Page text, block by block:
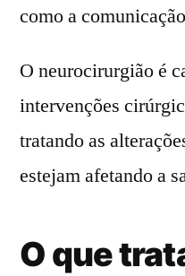
como a
O neurocirurgião é
intervenções
tratando as
estejam afetando a
O que